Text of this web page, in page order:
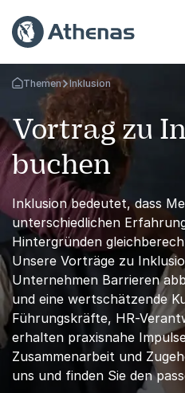
Zurück zur Startseite
Themen Inklusion
Vortrag zu
buchen
Inklusion bedeutet, dass
unterschiedlichen
Hintergründen
Unsere Vorträge zu
Unternehmen Barrieren
und eine wertschätzende
Führungskräfte, HR-
erhalten praxisnahe
Zusammenarbeit und
uns und finden Sie den